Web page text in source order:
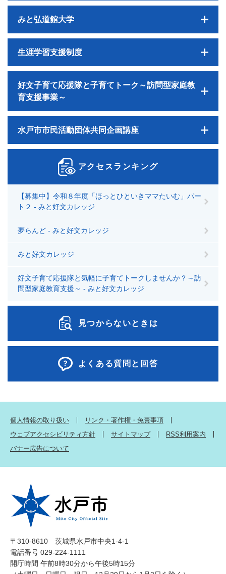
みと弘道館大学
生涯学習支援制度
好文子育て応援隊と子育てトーク～訪問型家庭教
育支援事業～
水戸市市民活動団体共同企画講座
アクセスランキング
【募集中】令和８年度「ほっとひといきママたいむ」パー
ト２ - みと好文カレッジ
夢らんど - みと好文カレッジ
みと好文カレッジ
好文子育て応援隊と気軽に子育てトークしませんか？～訪
問型家庭教育支援～ - みと好文カレッジ
見つからないときは
よくある質問と回答
個人情報の取り扱い
リンク・著作権・免責事項
ウェブアクセシビリティ方針
サイトマップ
RSS利用案内
バナー広告について
〒310-8610 茨城県水戸市中央1-4-1
電話番号 029-224-1111
開庁時間 午前8時30分から午後5時15分